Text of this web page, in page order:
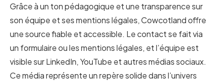
Grâce à un ton pédagogique et une transparence sur
son équipe et ses mentions légales, Cowcotland offre
une source fiable et accessible. Le contact se fait via
un formulaire ou les mentions légales, et l’équipe est
visible sur LinkedIn, YouTube et autres médias sociaux.
Ce média représente un repère solide dans l’univers